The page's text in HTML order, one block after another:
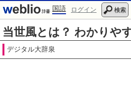
国語 ログイン 検索
当世風とは？ わかりや
デジタル大辞泉